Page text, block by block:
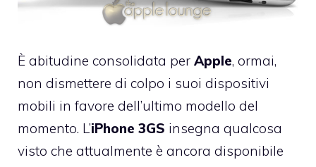
È abitudine consolidata per Apple, ormai,
non dismettere di colpo i suoi dispositivi
mobili in favore dell’ultimo modello del
momento. L’iPhone 3GS insegna qualcosa
visto che attualmente è ancora disponibile